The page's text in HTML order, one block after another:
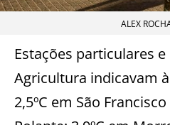
ALEX
Estações particulares
Agricultura indicavam
2,5ºC em São